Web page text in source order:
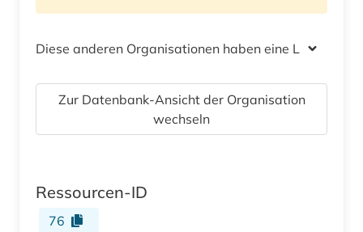
Diese anderen Organisationen haben eine Lizenz
Zur Datenbank-Ansicht der Organisation
wechseln
Ressourcen-ID
76